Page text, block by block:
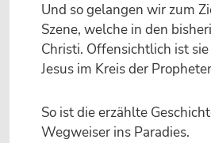
Und so gelangen wir zum
Szene, welche in den
Christi. Offensichtlich ist
Jesus im Kreis der
So ist die erzählte
Wegweiser ins Paradies.